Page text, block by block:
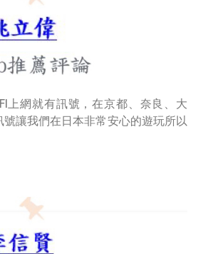
上網就有訊號，在京都、奈良、大
讓我們在日本非常安心的遊玩所以